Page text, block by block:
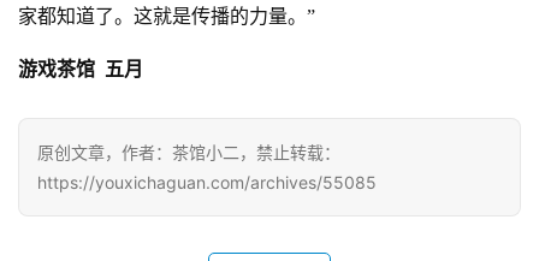
家都知道了。这就是传播的力量。”
游戏茶馆 五月
原创文章，作者：茶馆小二，禁止转载：
https://youxichaguan.com/archives/55085